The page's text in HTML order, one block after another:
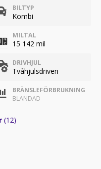
BILTYP
Kombi
MILTAL
15 142 mil
DRIVHJUL
Tvåhjulsdriven
BRÄNSLEFÖRBRUKNING
BLANDAD
(12)